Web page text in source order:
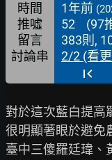
時間 1年前
推噓 52 (97
留言
383則,
討論串 2/2 (看
對於這次藍白提高
很明顯著眼於避免
臺中三傻羅廷瑋、